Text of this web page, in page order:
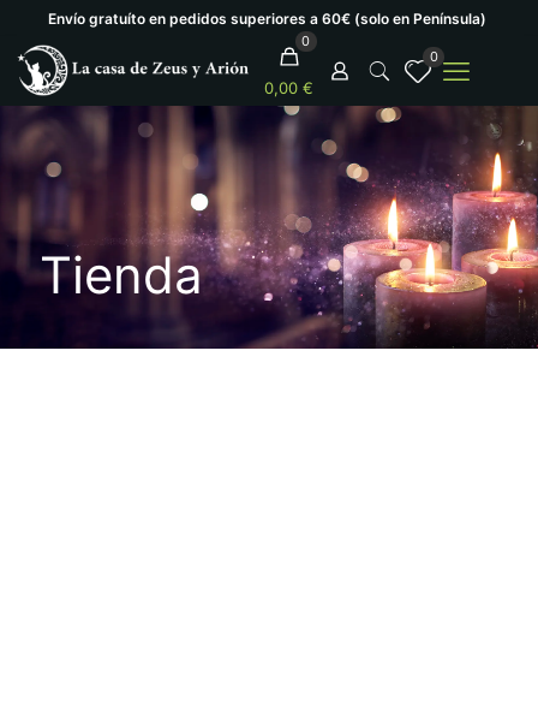
Envío gratuíto en pedidos superiores a 60€ (solo en Península)
0
0,00 €
0
Tienda